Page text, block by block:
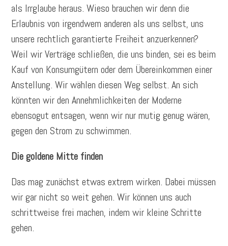
als Irrglaube heraus. Wieso brauchen wir denn die
Erlaubnis von irgendwem anderen als uns selbst, uns
unsere rechtlich garantierte Freiheit anzuerkennen?
Weil wir Verträge schließen, die uns binden, sei es beim
Kauf von Konsumgütern oder dem Übereinkommen einer
Anstellung. Wir wählen diesen Weg selbst. An sich
könnten wir den Annehmlichkeiten der Moderne
ebensogut entsagen, wenn wir nur mutig genug wären,
gegen den Strom zu schwimmen.
Die goldene Mitte finden
Das mag zunächst etwas extrem wirken. Dabei müssen
wir gar nicht so weit gehen. Wir können uns auch
schrittweise frei machen, indem wir kleine Schritte
gehen.